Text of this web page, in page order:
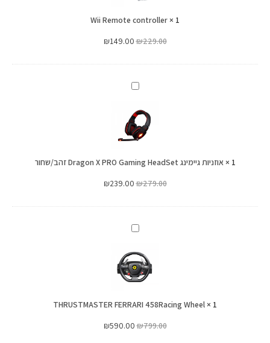
1
×
Wii Remote controller
₪229.00
₪149.00
אוזניות
Dragon
X
Gaming
1
×אוזניות גיימינג Dragon X PRO Gaming HeadSet זהב/שחור
₪279.00
₪239.00
THRUSTMASTER
458Racing
Wheel
1
×
THRUSTMASTER FERRARI 458Racing Wheel
₪799.00
₪590.00